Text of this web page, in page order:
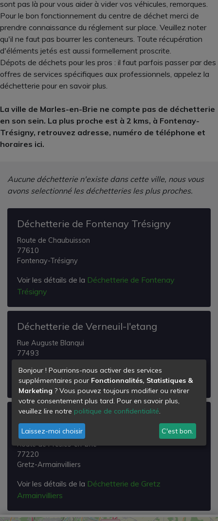
sont pas là pour vous aider à vider vos véhicules, remorques.
Pour le bon fonctionnement du centre de déchet merci de
prendre connaissance du réglement sur place. Veuillez noter
qu'il ne faut pas bourrer les conteneurs. Toute récupération
d'éléments jetés est aussi formellement proscrite.
Dépots de déchets pour les pros : il faut parfois passer par des
offres de services spécifiques aux professionnels, appelez la
déchetterie pour en savoir plus.
La ville de Marles-en-Brie ne compte pas de déchetterie
en son sein. La plus proche est à 2 kms, à Fontenay-
Trésigny, retrouvez adresse, numéro de téléphone et
horaires ici.
Aucune déchetterie n'existe dans cette ville, nous vous
avons selectionné les déchetteries les plus proches.
Déchetterie de Fontenay Trésigny
Route de Chaubuisson
77610
Fontenay-Trésigny
Voir les détails de la Déchetterie de Fontenay
Trésigny
Déchetterie de Verneuil-l'etang
Rue Auguste Blanqui
77493
Voir les détails de laDéchetterie de Verneuil-l'etang
Déchetterie de Gretz Armainvilliers
N4 ZI de Gretz
Route de Presles-en-brie
77220
Gretz-Armainvilliers
Voir les détails de la Déchetterie de Gretz
Armainvilliers
Bonjour ! Pourrions-nous activer des services
supplémentaires pour Fonctionnalités, Statistiques &
Marketing ? Vous pouvez toujours modifier ou retirer
votre consentement plus tard. Pour en savoir plus,
veuillez lire notre politique de confidentialité.
Laissez-moi choisir C'est bon.